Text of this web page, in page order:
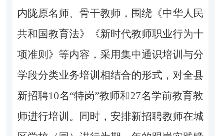
内陇原名师、骨干教师，围绕 《中华人民
共和国教育法》
《新时代教师职业行为十
项准则》 等内容 ，采用集中通识培训与分
学段分类业务培训相结合的形式，对全县
新招聘10名“特岗”教师和27名学前教育教
师进行培训。同时，安排新招聘教师在城